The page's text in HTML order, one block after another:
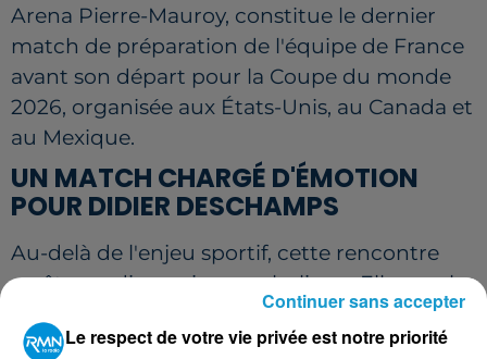
Arena Pierre-Mauroy, constitue le dernier
match de préparation de l'équipe de France
avant son départ pour la Coupe du monde
2026, organisée aux États-Unis, au Canada et
au Mexique.
UN MATCH CHARGÉ D'ÉMOTION
POUR DIDIER DESCHAMPS
Au-delà de l'enjeu sportif, cette rencontre
revêt une dimension symbolique. Elle sera la
dernière disputée par Didier Deschamps sur
le territoire français à la tête des Bleus.
Le respect de votre vie privée est notre priorité
Continuer sans accepter